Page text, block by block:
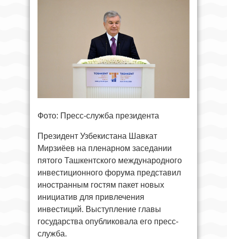
Фото: Пресс-служба президента
Президент Узбекистана Шавкат
Мирзиёев на пленарном заседании
пятого Ташкентского международного
инвестиционного форума представил
иностранным гостям пакет новых
инициатив для привлечения
инвестиций. Выступление главы
государства опубликовала его пресс-
служба.